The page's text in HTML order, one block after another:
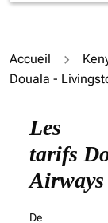
Accueil
Douala -
Les
tarifs
Airways
De
Essayez de